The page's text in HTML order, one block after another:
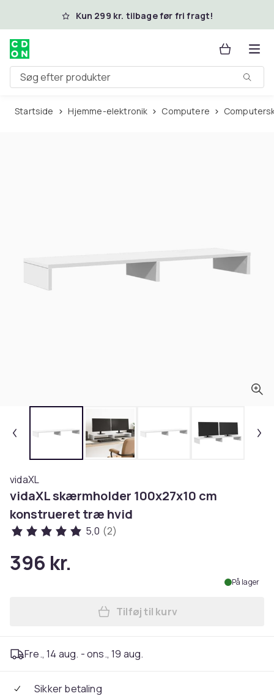
Spring til hovedindhold
Kun 299 kr. tilbage før fri fragt!
Søg efter produkter
Startside Hjemme-elektronik Computere
vidaXL
vidaXL skærmholder 100x27x10 cm
konstrueret træ hvid
5,0 (2)
396 kr.
På lager
Læg vidaXL skærmholder
Tilføj til kurv
Fre., 14 aug. - ons., 19 aug.
Sikker betaling